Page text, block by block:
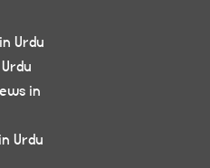
Urdu
in
Urdu